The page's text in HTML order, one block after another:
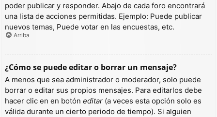
poder publicar y responder. Abajo de cada foro encontrará
una lista de acciones permitidas. Ejemplo: Puede publicar
nuevos temas, Puede votar en las encuestas, etc.
Arriba
¿Cómo se puede editar o borrar un mensaje?
A menos que sea administrador o moderador, solo puede
borrar o editar sus propios mensajes. Para editarlos debe
hacer clic en en botón editar (a veces esta opción solo es
válida durante un cierto periodo de tiempo). Si alguien